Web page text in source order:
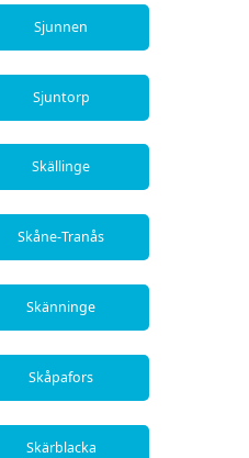
Sjunnen
Sjuntorp
Skällinge
Skåne-Tranås
Skänninge
Skåpafors
Skärblacka